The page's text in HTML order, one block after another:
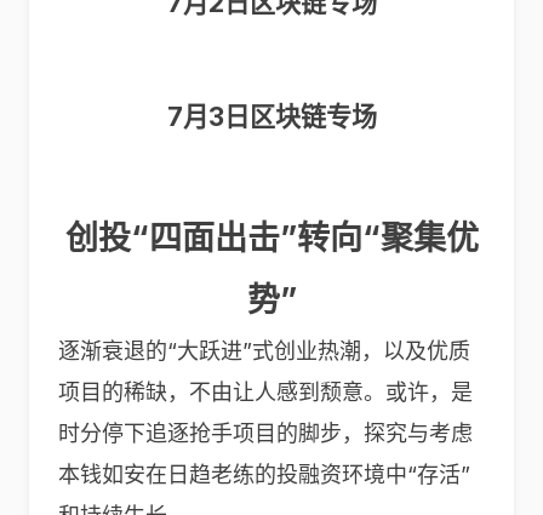
7月3日区块链专场
创投“四面出击”转向“聚集优
势”
逐渐衰退的“大跃进”式创业热潮，以及优质
项目的稀缺，不由让人感到颓意。或许，是
时分停下追逐抢手项目的脚步，探究与考虑
本钱如安在日趋老练的投融资环境中“存活”